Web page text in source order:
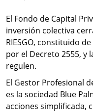
El Fondo de Capital
inversión colectiva
RIESGO, constituido
por el Decreto 2555, y
regulen.
El Gestor Profesional
es la sociedad Blue
acciones simplificada,